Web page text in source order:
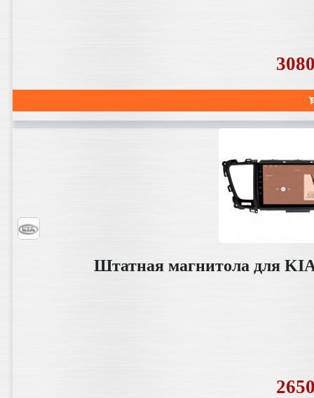
Штатная магнитола для